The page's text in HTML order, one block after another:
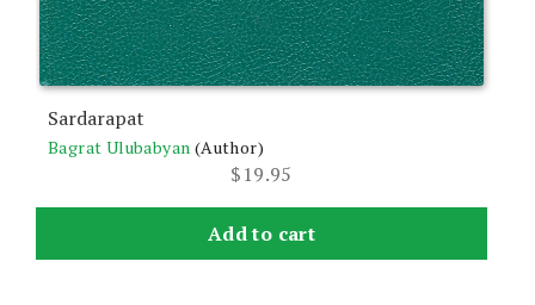
Sardarapat
Bagrat Ulubabyan (Author)
$19.95
Add to cart